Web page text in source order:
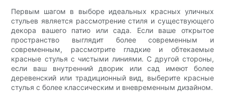
Первым шагом в выборе идеальных красных уличных
стульев является рассмотрение стиля и существующего
декора вашего патио или сада. Если ваше открытое
пространство выглядит более современным и
современным, рассмотрите гладкие и обтекаемые
красные стулья с чистыми линиями. С другой стороны,
если ваш внутренний дворик или сад имеют более
деревенский или традиционный вид, выберите красные
стулья с более классическим и вневременным дизайном.